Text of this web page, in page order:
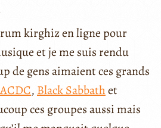
kirghiz en ligne pour
et je me suis rendu
de gens aimaient ces grands
ACDC, Black Sabbathet
ces groupes aussi mais